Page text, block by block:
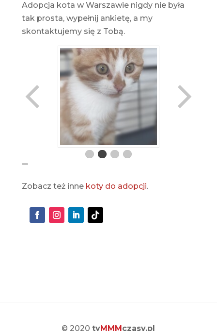
Adopcja kota w Warszawie nigdy nie była
tak prosta, wypełnij ankietę, a my
skontaktujemy się z Tobą.
Zobacz też inne koty do adopcji.
© 2020tyMMM czasy.pl